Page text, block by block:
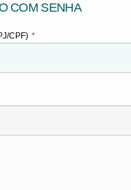
COM SENHA
CPF) *